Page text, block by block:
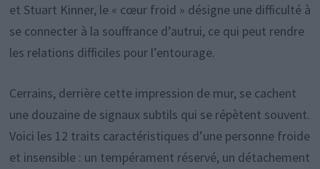
et Stuart Kinner, le « cœur froid » désigne une difficulté à
se connecter à la souffrance d’autrui, ce qui peut rendre
les relations difficiles pour l’entourage.
Cerrains, derrière cette impression de mur, se cachent
une douzaine de signaux subtils qui se répètent souvent.
Voici les 12 traits caractéristiques d’une personne froide
et insensible : un tempérament réservé, un détachement